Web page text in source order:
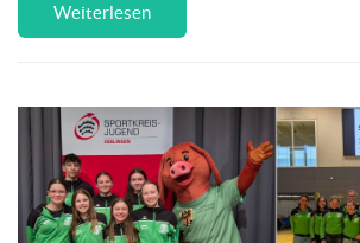
Weiterlesen